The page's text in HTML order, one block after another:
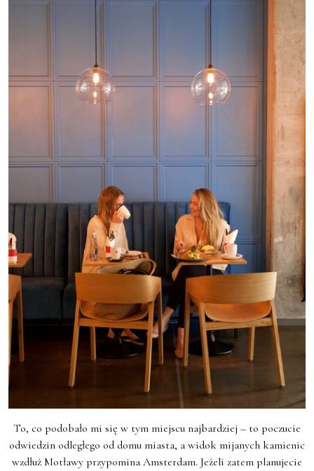
To, co podobało mi się w tym miejscu najbardziej – to poczucie
odwiedzin odległego od domu miasta, a widok mijanych kamienic
wzdłuż Motławy przypomina Amsterdam. Jeżeli zatem planujecie